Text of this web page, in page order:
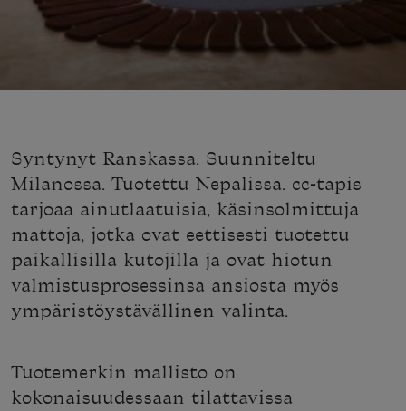
Syntynyt Ranskassa. Suunniteltu
Milanossa. Tuotettu Nepalissa. cc-tapis
tarjoaa ainutlaatuisia, käsinsolmittuja
mattoja, jotka ovat eettisesti tuotettu
paikallisilla kutojilla ja ovat hiotun
valmistusprosessinsa ansiosta myös
ympäristöystävällinen valinta.
Tuotemerkin mallisto on
kokonaisuudessaan tilattavissa